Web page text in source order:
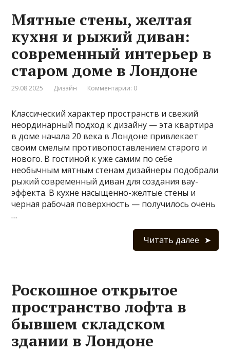
Мятные стены, желтая
кухня и рыжий диван:
современный интерьер в
старом доме в Лондоне
29.08.2025 Дизайн Комментарии: 0
Классический характер пространств и свежий
неординарный подход к дизайну — эта квартира
в доме начала 20 века в Лондоне привлекает
своим смелым противопоставлением старого и
нового. В гостиной к уже самим по себе
необычным мятным стенам дизайнеры подобрали
рыжий современный диван для создания вау-
эффекта. В кухне насыщенно-желтые стены и
черная рабочая поверхность — получилось очень
…
Читать далее
Роскошное открытое
пространство лофта в
бывшем складском
здании в Лондоне